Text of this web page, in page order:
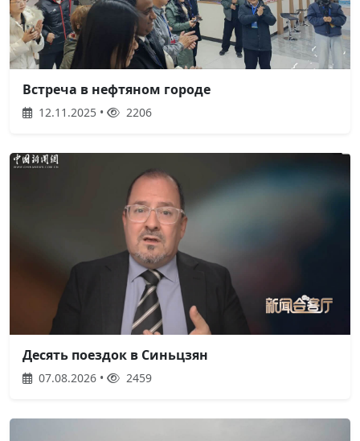
Встреча в нефтяном городе
12.11.2025 • 2206
Десять поездок в Синьцзян
07.08.2026 • 2459